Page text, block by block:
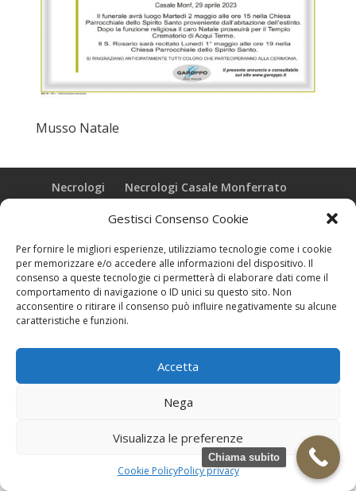
Gestisci Consenso Cookie
Per fornire le migliori esperienze, utilizziamo tecnologie come i cookie
per memorizzare e/o accedere alle informazioni del dispositivo. Il
consenso a queste tecnologie ci permetterà di elaborare dati come il
comportamento di navigazione o ID unici su questo sito. Non
acconsentire o ritirare il consenso può influire negativamente su alcune
caratteristiche e funzioni.
Accetta
Nega
Visualizza le preferenze
Cookie PolicyPolicy privacy
Musso Natale
Necrologi
Necrologi Casale Monferrato
Necrologi Alessandria
Necrologi Piemonte
Realizzazione grafica e Copyright © zeropensieri local web -
Casale Monferrato info@zeropensieri-cloud
Chiama subito